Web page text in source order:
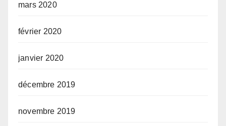
mars 2020
février 2020
janvier 2020
décembre 2019
novembre 2019